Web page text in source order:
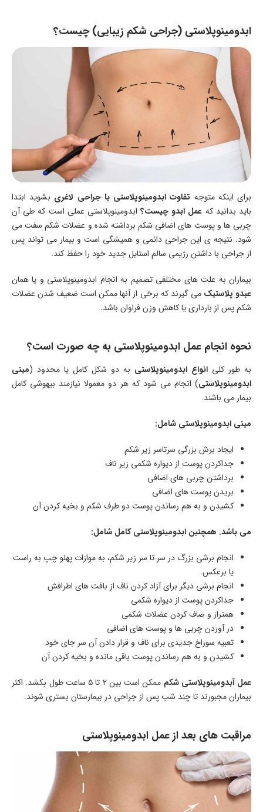
ابدومینوپلاستی (جراحی شکم زیبایی) چیست؟
برای اینکه متوجه تفاوت ابدومینوپلاستی با جراحی لاغری بشوید ابتدا
باید بدانید که عمل ابدو چیست؟ابدومینوپلاستی عملی است که طی آن
چربی ها و پوست های اضافی شکم برداشته شده و عضلات شکم سفت می
شود. نتیجه ی این جراحی دائمی و همیشگی است و بیمار می تواند پس
از جراحی با داشتن رژیمی سالم استایل جدید خود را حفظ کند.
بیماران به علت های مختلفی تصمیم به انجام ابدومینوپلاستی و یا همان
عبدو پلاستیک می گیرند که برخی از آنها ممکن است ضعیف شدن عضلات
شکم پس از بارداری یا کاهش وزن فراوان باشد.
نحوه انجام عمل ابدومینوپلاستی به چه صورت است؟
به طور کلی انواع ابدومینوپلاستی به دو شکل کامل یا محدود (مینی
ابدومینوپلاستی) انجام می شود که هر دو معمولا نیازمند بیهوشی کامل
بیمار می باشند.
مینی ابدومینوپلاستی شامل:
ایجاد برش بزرگی سرتاسر زیر شکم
جداکردن پوست از دیواره شکمی زیر ناف
برداشتن چربی های اضافی
بریدن پوست های اضافی
کشیدن و به هم رساندن پوست دو طرف شکم و بخیه کردن آن
می باشد. همچنین ابدومینوپلاستی کامل شامل:
انجام برشی بزرگ در سر تا سر زیر شکم، به موازات پهلو چپ به راست
یا برعکس.
انجام برشی دیگر برای آزاد کردن ناف از بافت های اطرافش
جداکردن پوست از دیواره شکمی
همتراز و صاف کردن عضلات شکمی
در آوردن چربی ها و پوست های اضافی
تعبیه سوراخ جدیدی برای ناف و قرار دادن آن سر جای خود
کشیدن و به هم رساندن پوست باقی مانده و بخیه کردن آن
عمل آبدومینوپلاستی شکم
ممکن است بین ۲ تا ۵ ساعت طول بکشد. اکثر
بیماران مجبورند تا چند شب پس از جراحی در بیمارستان بستری شوند.
مراقبت های بعد از عمل ابدومینوپلاستی